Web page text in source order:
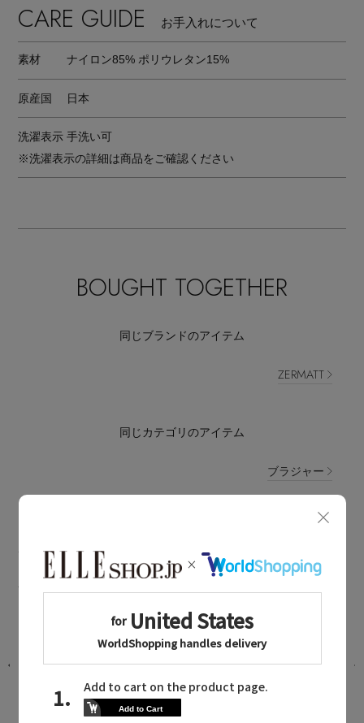
CARE GUIDE お手入れについて
素材 ナイロン85% ポリウレタン15%
原産国 日本
洗濯表示 手洗い可
※洗濯表示の詳細は商品をご確認ください
BOUGHT TOGETHER
同じブランドのアイテム
ZERMATT
同じカテゴリのアイテム
ブラジャー
ZERMATT NEWS
ツェルマットに関連するニュース
【再生産】シーズン問わず活躍！パッ
2025.12.04 UP